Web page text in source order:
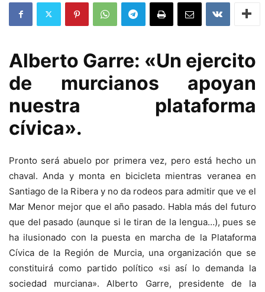
Alberto Garre: «Un ejercito
de murcianos apoyan
nuestra plataforma
cívica».
Pronto será abuelo por primera vez, pero está hecho un
chaval. Anda y monta en bicicleta mientras veranea en
Santiago de la Ribera y no da rodeos para admitir que ve el
Mar Menor mejor que el año pasado. Habla más del futuro
que del pasado (aunque si le tiran de la lengua…), pues se
ha ilusionado con la puesta en marcha de la Plataforma
Cívica de la Región de Murcia, una organización que se
constituirá como partido político «si así lo demanda la
sociedad murciana». Alberto Garre, presidente de la